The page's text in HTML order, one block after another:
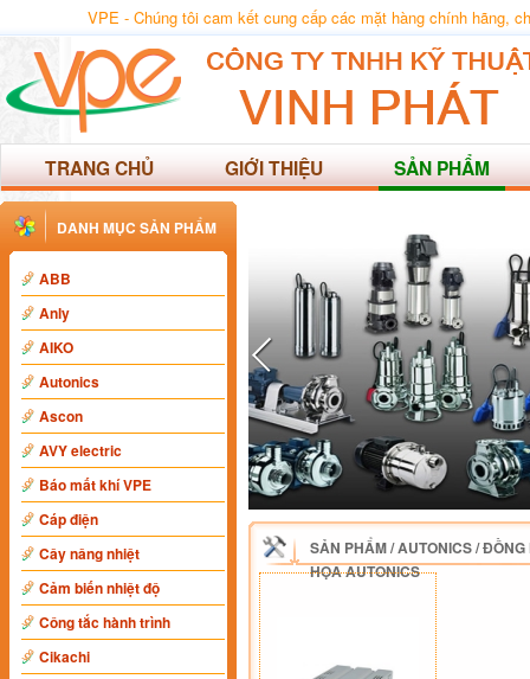
VPE - Chúng tôi cam kết cung cấp các mặt hàng chính hãng,
TRANG CHỦ GIỚI THIỆU SẢN PHẨM
DANH MỤC SẢN PHẨM
ABB
Anly
AIKO
Autonics
Ascon
AVY electric
Báo mất khí VPE
Cáp điện
Cây nâng nhiệt
Cảm biến nhiệt độ
Công tắc hành trình
Cikachi
SẢN PHẨM/AUTONICS/ĐỒNG
HỌA AUTONICS